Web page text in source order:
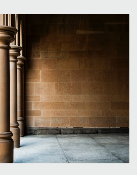
Facebook
Google